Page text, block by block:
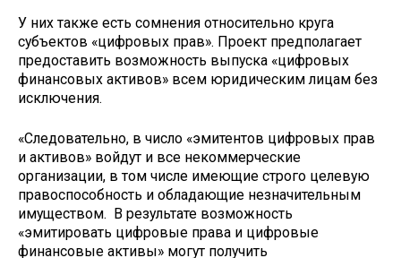
У них также есть сомнения относительно круга
субъектов «цифровых прав». Проект предполагает
предоставить возможность выпуска «цифровых
финансовых активов» всем юридическим лицам без
исключения.
«Следовательно, в число «эмитентов цифровых прав
и активов» войдут и все некоммерческие
организации, в том числе имеющие строго целевую
правоспособность и обладающие незначительным
имуществом. В результате возможность
«эмитировать цифровые права и цифровые
финансовые активы» могут получить